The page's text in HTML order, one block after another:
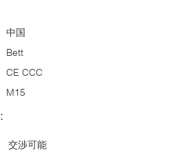
中国
Bett
CE CCC
M15
交渉可能